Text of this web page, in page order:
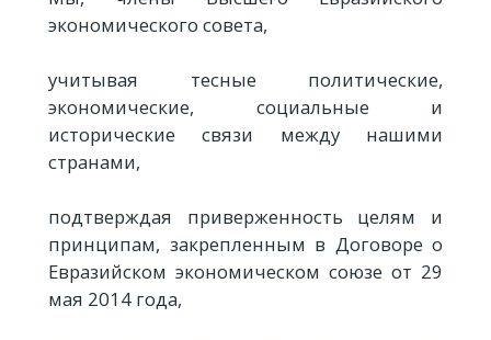
экономического совета,
учитывая тесные политические,
экономические, социальные и
исторические связи между нашими
странами,
подтверждая приверженность целям и
принципам, закрепленным в Договоре о
Евразийском экономическом союзе от 29
мая 2014 года,